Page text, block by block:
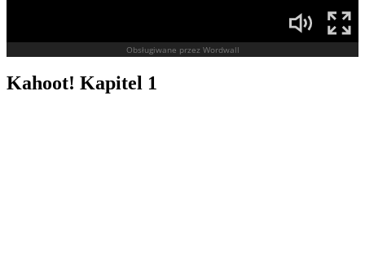
Kahoot! Kapitel 1